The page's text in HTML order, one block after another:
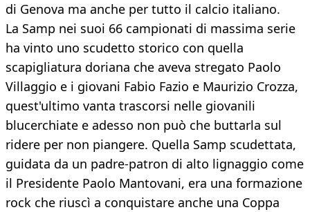
di Genova ma anche per tutto il calcio italiano.
La Samp nei suoi 66 campionati di massima serie
ha vinto uno scudetto storico con quella
scapigliatura doriana che aveva stregato Paolo
Villaggio e i giovani Fabio Fazio e Maurizio Crozza,
quest'ultimo vanta trascorsi nelle giovanili
blucerchiate e adesso non può che buttarla sul
ridere per non piangere. Quella Samp scudettata,
guidata da un padre-patron di alto lignaggio come
il Presidente Paolo Mantovani, era una formazione
rock che riuscì a conquistare anche una Coppa